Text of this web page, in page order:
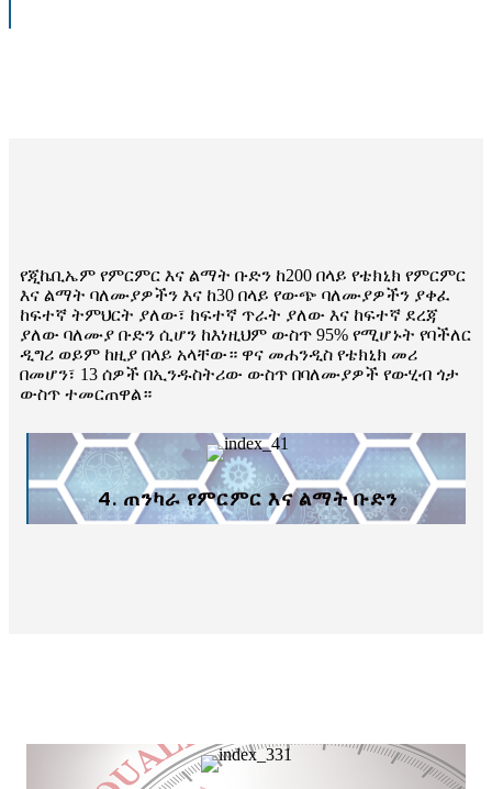
የጂኬቢኤም የምርምር እና ልማት ቡድን ከ200 በላይ የቴክኒክ የምርምር
እና ልማት ባለሙያዎችን እና ከ30 በላይ የውጭ ባለሙያዎችን ያቀፈ
ከፍተኛ ትምህርት ያለው፣ ከፍተኛ ጥራት ያለው እና ከፍተኛ ደረጃ
ያለው ባለሙያ ቡድን ሲሆን ከእነዚህም ውስጥ 95% የሚሆኑት የባችለር
ዲግሪ ወይም ከዚያ በላይ አላቸው። ዋና መሐንዲስ የቴክኒክ መሪ
በመሆን፣ 13 ሰዎች በኢንዱስትሪው ውስጥ በባለሙያዎች የውሂብ ጎታ
ውስጥ ተመርጠዋል።
4. ጠንካራ የምርምር እና ልማት ቡድን